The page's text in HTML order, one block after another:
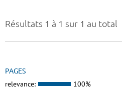
Résultats 1 à 1 sur 1 au total
PAGES
relevance: 100%